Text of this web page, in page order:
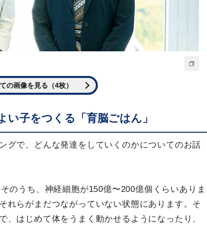
の画像を見る（4枚）
い子をつくる「育脳ごはん」
グで、どんな発達をしていくのかについてのお話
のうち、神経細胞が150億〜200億個くらいありま
れらがまだつながっていない状態にあります。そ
、はじめて体をうまく動かせるようになったり、